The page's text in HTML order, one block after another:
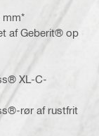
mm*
af Geberit® op
XL-C-
rør af rustfrit